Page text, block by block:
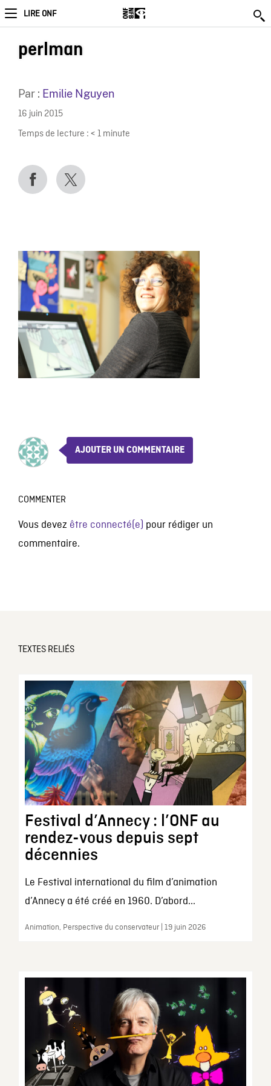
LIRE ONF
perlman
Par : Emilie Nguyen
16 juin 2015
Temps de lecture : < 1 minute
AJOUTER UN COMMENTAIRE
COMMENTER
Vous devez être connecté(e) pour rédiger un
commentaire.
TEXTES RELIÉS
Festival d’Annecy : l’ONF au
rendez-vous depuis sept
décennies
Le Festival international du film d’animation
d’Annecy a été créé en 1960. D’abord...
Animation, Perspective du conservateur | 19 juin 2026